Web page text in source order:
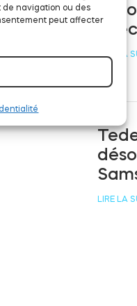
navigation ou des
peut affecter
LIRE LA
LIRE LA